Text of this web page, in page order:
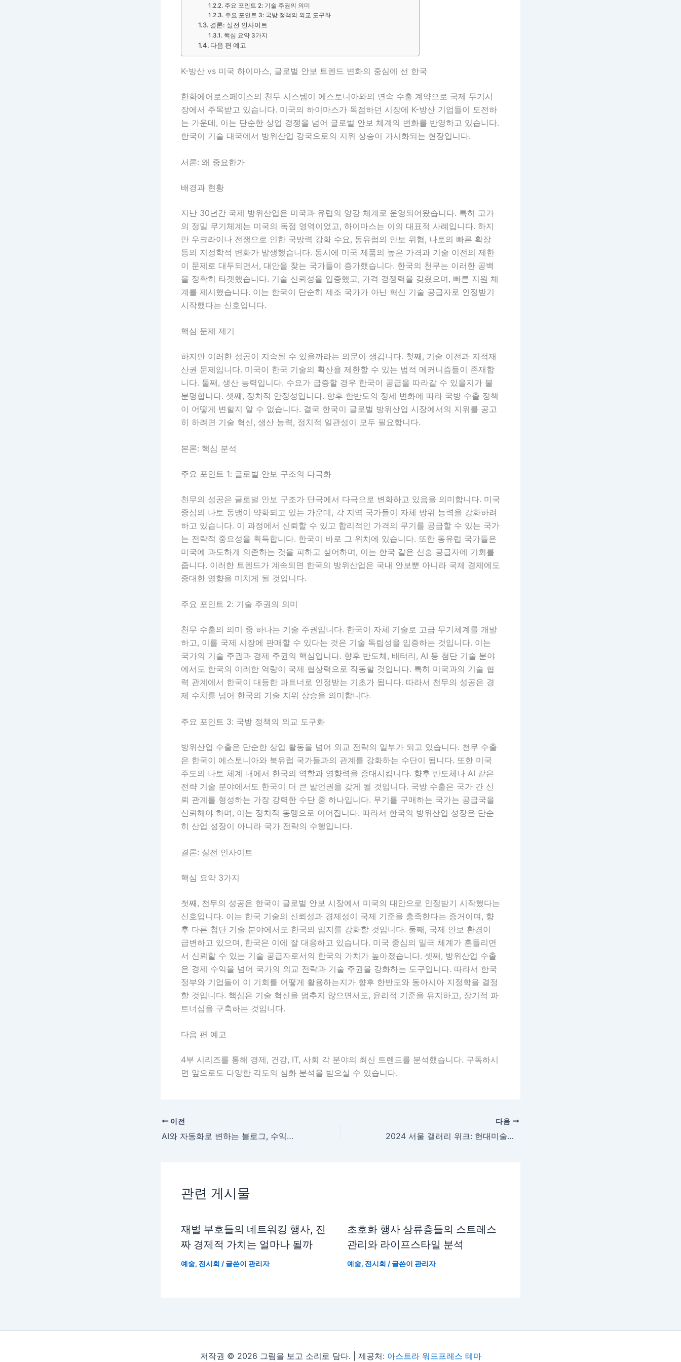
주요 포인트 2: 기술 주권의 의미
주요 포인트 3: 국방 정책의 외교 도구화
결론: 실전 인사이트
핵심 요약 3가지
다음 편 예고
K-방산 vs 미국 하이마스, 글로벌 안보 트렌드 변화의 중심에 선 한국
한화에어로스페이스의 천무 시스템이 에스토니아와의 연속 수출 계약으로 국제 무기시
장에서 주목받고 있습니다. 미국의 하이마스가 독점하던 시장에 K-방산 기업들이 도전하
는 가운데, 이는 단순한 상업 경쟁을 넘어 글로벌 안보 체계의 변화를 반영하고 있습니다.
한국이 기술 대국에서 방위산업 강국으로의 지위 상승이 가시화되는 현장입니다.
서론: 왜 중요한가
배경과 현황
지난 30년간 국제 방위산업은 미국과 유럽의 양강 체계로 운영되어왔습니다. 특히 고가
의 정밀 무기체계는 미국의 독점 영역이었고, 하이마스는 이의 대표적 사례입니다. 하지
만 우크라이나 전쟁으로 인한 국방력 강화 수요, 동유럽의 안보 위협, 나토의 빠른 확장
등의 지정학적 변화가 발생했습니다. 동시에 미국 제품의 높은 가격과 기술 이전의 제한
이 문제로 대두되면서, 대안을 찾는 국가들이 증가했습니다. 한국의 천무는 이러한 공백
을 정확히 타겟했습니다. 기술 신뢰성을 입증했고, 가격 경쟁력을 갖췄으며, 빠른 지원 체
계를 제시했습니다. 이는 한국이 단순히 제조 국가가 아닌 혁신 기술 공급자로 인정받기
시작했다는 신호입니다.
핵심 문제 제기
하지만 이러한 성공이 지속될 수 있을까라는 의문이 생깁니다. 첫째, 기술 이전과 지적재
산권 문제입니다. 미국이 한국 기술의 확산을 제한할 수 있는 법적 메커니즘들이 존재합
니다. 둘째, 생산 능력입니다. 수요가 급증할 경우 한국이 공급을 따라갈 수 있을지가 불
분명합니다. 셋째, 정치적 안정성입니다. 향후 한반도의 정세 변화에 따라 국방 수출 정책
이 어떻게 변할지 알 수 없습니다. 결국 한국이 글로벌 방위산업 시장에서의 지위를 공고
히 하려면 기술 혁신, 생산 능력, 정치적 일관성이 모두 필요합니다.
본론: 핵심 분석
주요 포인트 1: 글로벌 안보 구조의 다극화
천무의 성공은 글로벌 안보 구조가 단극에서 다극으로 변화하고 있음을 의미합니다. 미국
중심의 나토 동맹이 약화되고 있는 가운데, 각 지역 국가들이 자체 방위 능력을 강화하려
하고 있습니다. 이 과정에서 신뢰할 수 있고 합리적인 가격의 무기를 공급할 수 있는 국가
는 전략적 중요성을 획득합니다. 한국이 바로 그 위치에 있습니다. 또한 동유럽 국가들은
미국에 과도하게 의존하는 것을 피하고 싶어하며, 이는 한국 같은 신흥 공급자에 기회를
줍니다. 이러한 트렌드가 계속되면 한국의 방위산업은 국내 안보뿐 아니라 국제 경제에도
중대한 영향을 미치게 될 것입니다.
주요 포인트 2: 기술 주권의 의미
천무 수출의 의미 중 하나는 기술 주권입니다. 한국이 자체 기술로 고급 무기체계를 개발
하고, 이를 국제 시장에 판매할 수 있다는 것은 기술 독립성을 입증하는 것입니다. 이는
국가의 기술 주권과 경제 주권의 핵심입니다. 향후 반도체, 배터리, AI 등 첨단 기술 분야
에서도 한국의 이러한 역량이 국제 협상력으로 작동할 것입니다. 특히 미국과의 기술 협
력 관계에서 한국이 대등한 파트너로 인정받는 기초가 됩니다. 따라서 천무의 성공은 경
제 수치를 넘어 한국의 기술 지위 상승을 의미합니다.
주요 포인트 3: 국방 정책의 외교 도구화
방위산업 수출은 단순한 상업 활동을 넘어 외교 전략의 일부가 되고 있습니다. 천무 수출
은 한국이 에스토니아와 북유럽 국가들과의 관계를 강화하는 수단이 됩니다. 또한 미국
주도의 나토 체계 내에서 한국의 역할과 영향력을 증대시킵니다. 향후 반도체나 AI 같은
전략 기술 분야에서도 한국이 더 큰 발언권을 갖게 될 것입니다. 국방 수출은 국가 간 신
뢰 관계를 형성하는 가장 강력한 수단 중 하나입니다. 무기를 구매하는 국가는 공급국을
신뢰해야 하며, 이는 정치적 동맹으로 이어집니다. 따라서 한국의 방위산업 성장은 단순
히 산업 성장이 아니라 국가 전략의 수행입니다.
결론: 실전 인사이트
핵심 요약 3가지
첫째, 천무의 성공은 한국이 글로벌 안보 시장에서 미국의 대안으로 인정받기 시작했다는
신호입니다. 이는 한국 기술의 신뢰성과 경제성이 국제 기준을 충족한다는 증거이며, 향
후 다른 첨단 기술 분야에서도 한국의 입지를 강화할 것입니다. 둘째, 국제 안보 환경이
급변하고 있으며, 한국은 이에 잘 대응하고 있습니다. 미국 중심의 일극 체계가 흔들리면
서 신뢰할 수 있는 기술 공급자로서의 한국의 가치가 높아졌습니다. 셋째, 방위산업 수출
은 경제 수익을 넘어 국가의 외교 전략과 기술 주권을 강화하는 도구입니다. 따라서 한국
정부와 기업들이 이 기회를 어떻게 활용하는지가 향후 한반도와 동아시아 지정학을 결정
할 것입니다. 핵심은 기술 혁신을 멈추지 않으면서도, 윤리적 기준을 유지하고, 장기적 파
트너십을 구축하는 것입니다.
다음 편 예고
4부 시리즈를 통해 경제, 건강, IT, 사회 각 분야의 최신 트렌드를 분석했습니다. 구독하시
면 앞으로도 다양한 각도의 심화 분석을 받으실 수 있습니다.
이전
AI와 자동화로 변하는 블로그, 수익 창출의 미래는 콘텐츠 가치에 달려있다
다음
2024 서울 갤러리 위크: 현대미술의 경계를 허물다
관련 게시물
재벌 부호들의 네트워킹 행사, 진
짜 경제적 가치는 얼마나 될까
예술, 전시회 / 글쓴이 관리자
초호화 행사 상류층들의 스트레스
관리와 라이프스타일 분석
예술, 전시회 / 글쓴이 관리자
저작권 © 2026 그림을 보고 소리로 담다. | 제공처: 아스트라 워드프레스 테마